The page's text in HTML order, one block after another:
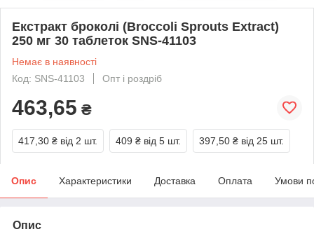
Екстракт броколі (Broccoli Sprouts Extract)
250 мг 30 таблеток SNS-41103
Немає в наявності
Код: SNS-41103
Опт і роздріб
463,65 ₴
417,30 ₴ від 2 шт. 409 ₴ від 5 шт. 397,50 ₴ від 25 шт.
Опис Характеристики Доставка Оплата Умови
Опис